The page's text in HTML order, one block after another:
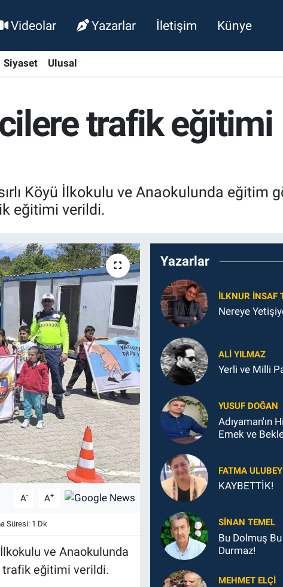
Videolar Yazarlar İletişim Künye
Siyaset Ulusal
trafik eğitimi
Köyü İlkokulu ve Anaokulunda eğitim
eğitimi verildi.
A- A+
Süresi: 1 Dk
İlkokulu ve Anaokulunda
trafik eğitimi verildi.
Yazarlar
İLKNUR İNSAF
Nereye
ALI YILMAZ
Yerli ve Milli
YUSUF DOĞAN
Adıyaman'ın
Emek ve
FATMA ULUBEY
KAYBETTİK!
SINAN TEMEL
Bu Dolmuş
Durmaz!
MEHMET ELÇI